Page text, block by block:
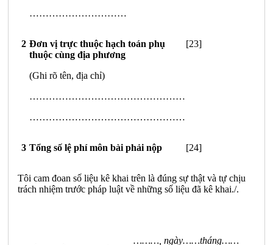
…………………………
2 Đơn vị trực thuộc hạch toán phụ
thuộc cùng địa phương
(Ghi rõ tên, địa chỉ)
…………………………………………
…………………………………………
[23]
3 Tổng số lệ phí môn bài phải nộp [24]
Tôi cam đoan số liệu kê khai trên là đúng sự thật và tự chịu
trách nhiệm trước pháp luật về những số liệu đã kê khai./.
………, ngày……tháng……